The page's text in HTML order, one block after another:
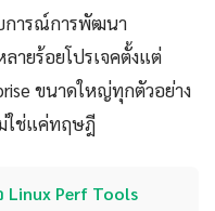
การณ์การพัฒนา
ายร้อยโปรเจคตั้งแต่
ขนาดใหญ่ทุกตัวอย่าง
ใช่แค่ทฤษฎี
Linux Perf Tools